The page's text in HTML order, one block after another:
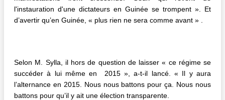
l'instauration d'une dictateurs en Guinée se trompent ». Et
d’avertir qu’en Guinée, « plus rien ne sera comme avant » .
Selon M. Sylla, il hors de question de laisser « ce régime se
succéder à lui même en 2015 », a-t-il lancé. « Il y aura
l’alternance en 2015. Nous nous battons pour ça. Nous nous
battons pour qu’il y ait une élection transparente.